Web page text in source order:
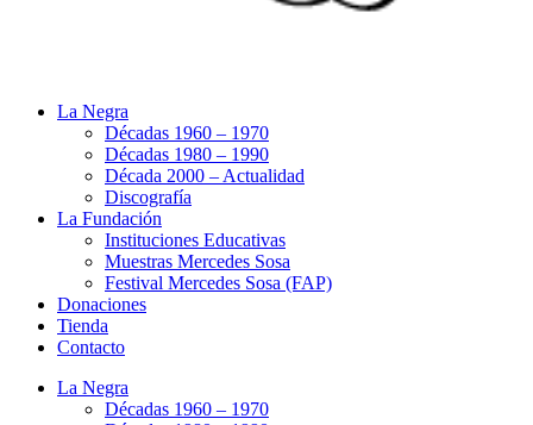
La Negra
Décadas 1960 – 1970
Décadas 1980 – 1990
Década 2000 – Actualidad
Discografía
La Fundación
Instituciones Educativas
Muestras Mercedes Sosa
Festival Mercedes Sosa (FAP)
Donaciones
Tienda
Contacto
La Negra
Décadas 1960 – 1970